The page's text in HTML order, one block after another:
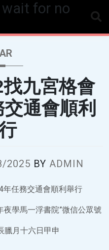
for no
九宮格會
通會順利
2025 BY ADMIN
年任務交通會順利舉行
夜學馬一浮書院”微信公眾號
臘月十六日甲申